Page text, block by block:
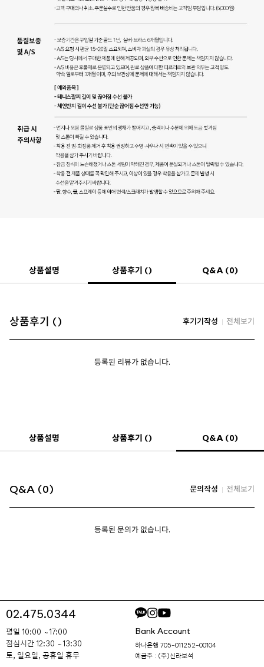
상품설명 상품후기 () Q&A (0)
상품후기 () 후기기작성 전체보기
등록된 리뷰가 없습니다.
상품설명 상품후기 () Q&A (0)
Q&A (0) 문의작성 전체보기
등록된 문의가 없습니다.
02.475.0344
평일 10:00 ~ 17:00
점심시간 12:30 ~ 13:30
토, 일요일, 공휴일 휴무
Bank Account
하나은행 705-011252-00104
예금주 : (주)신라보석